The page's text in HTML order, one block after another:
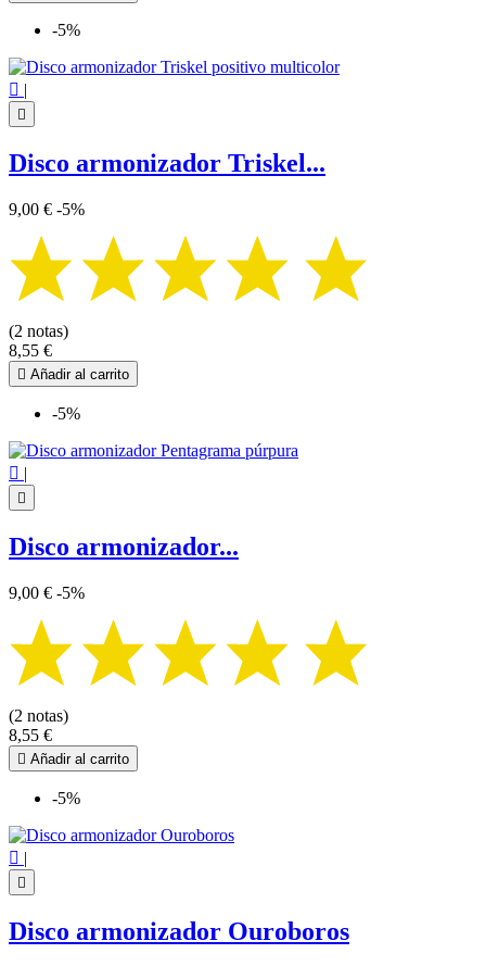
-5%
 |

Disco armonizador Triskel...
9,00 € -5%
(2 notas)
8,55 €
 Añadir al carrito
-5%
 |

Disco armonizador...
9,00 € -5%
(2 notas)
8,55 €
 Añadir al carrito
-5%
 |

Disco armonizador Ouroboros